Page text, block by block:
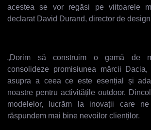
acestea se vor regăsi pe viitoarele
declarat David Durand, director de
„Dorim să construim o gamă de
consolideze promisiunea mărcii Dacia,
asupra a ceea ce este esențial și
noastre pentru activitățile outdoor.
modelelor, lucrăm la inovații care
răspundem mai bine nevoilor clienților.